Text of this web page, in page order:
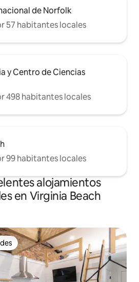
de Norfolk
57 habitantes locales
y Centro de Ciencias
498 habitantes locales
99 habitantes locales
alojamientos
en Virginia Beach